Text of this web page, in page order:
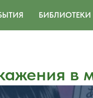
БИБЛИОТЕКИ
в